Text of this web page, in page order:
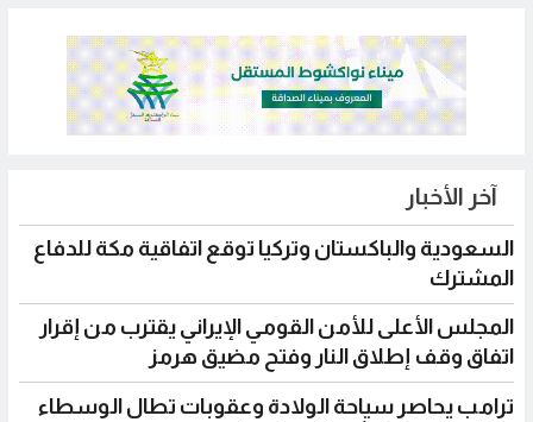
آخر الأخبار
السعودية والباكستان وتركيا توقع اتفاقية مكة للدفاع
المشترك
المجلس الأعلى للأمن القومي الإيراني يقترب من إقرار
اتفاق وقف إطلاق النار وفتح مضيق هرمز
ترامب يحاصر سياحة الولادة وعقوبات تطال الوسطاء